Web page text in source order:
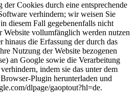
der Cookies durch eine entsprechende
verhindern; wir weisen Sie
diesem Fall gegebenenfalls nicht
Website vollumfänglich werden nutzen
hinaus die Erfassung der durch das
Nutzung der Website bezogenen
an Google sowie die Verarbeitung
indem sie das unter dem
Plugin herunterladen und
dlpage/gaoptout?hl=de.